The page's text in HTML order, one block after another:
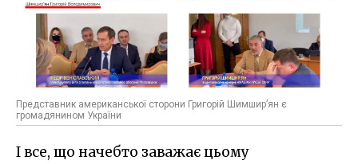
Представник американської сторони Григорій Шимшир’ян є
громадянином України
І все, що начебто заважає цьому